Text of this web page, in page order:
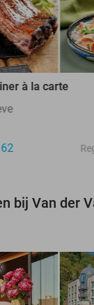
à la carte
bij Van der